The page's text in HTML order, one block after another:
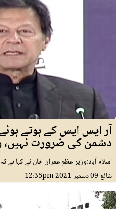
آر ایس ایس کے ہوتے
دشمن کی ضرورت نہیں،
اسلام آباد:وزیراعظم عمران خان نے کہا ہے
شائع09 دسمبر 2021 12:35pm